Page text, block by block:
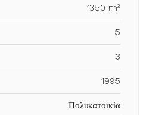
1350 m²
5
3
1995
Πολυκατοικία